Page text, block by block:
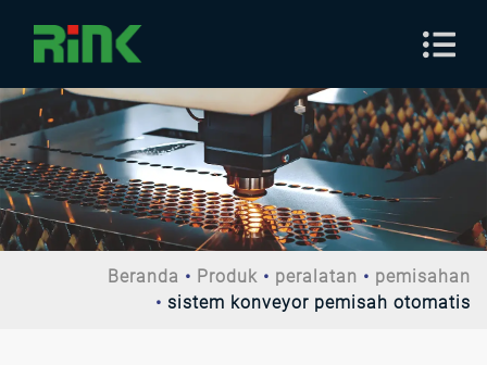
Beranda Produk peralatan
pemisahan
sistem konveyor pemisah otomatis